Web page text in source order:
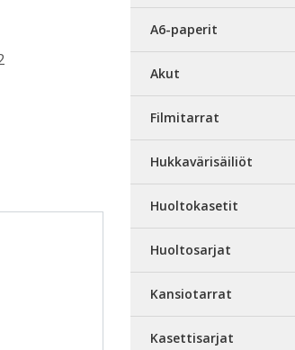
A6-paperit
Akut
Filmitarrat
Hukkavärisäiliöt
Huoltokasetit
Huoltosarjat
Kansiotarrat
Kasettisarjat